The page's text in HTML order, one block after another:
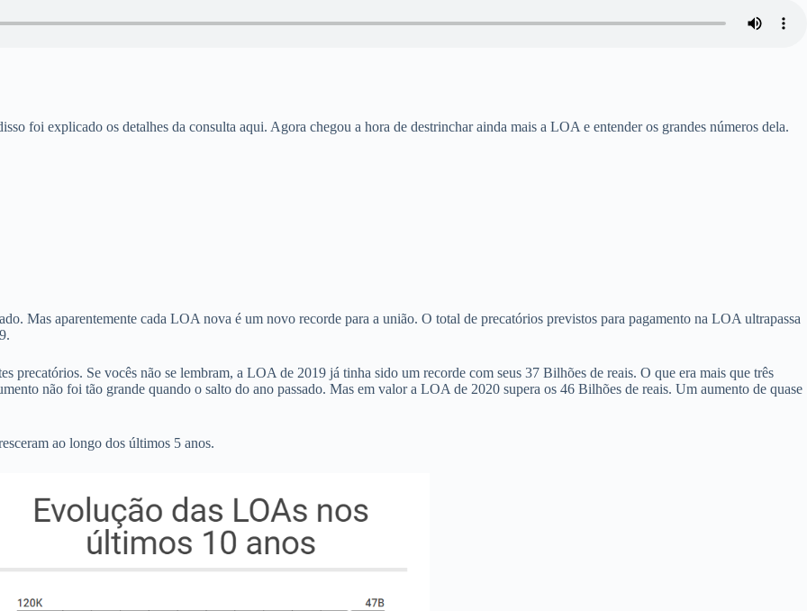
foi explicado os detalhes da consulta aqui. Agora chegou a hora de destrinchar ainda mais a LOA e entender os grandes números dela.
Mas aparentemente cada LOA nova é um novo recorde para a união. O total de precatórios previstos para pagamento na LOA ultrapassa
precatórios. Se vocês não se lembram, a LOA de 2019 já tinha sido um recorde com seus 37 Bilhões de reais. O que era mais que três
não foi tão grande quando o salto do ano passado. Mas em valor a LOA de 2020 supera os 46 Bilhões de reais. Um aumento de quase
ao longo dos últimos 5 anos.